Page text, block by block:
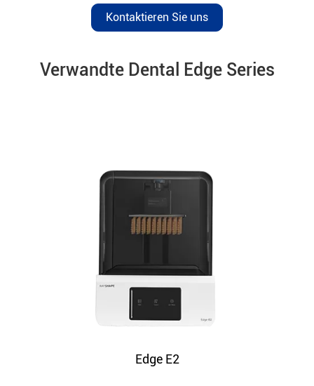
Kontaktieren Sie uns
Verwandte Dental Edge Series
Edge E2